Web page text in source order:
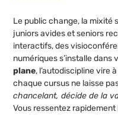
Le public change, la mixité
juniors avides et seniors
interactifs, des
numériques s’installe dans
plane, l’autodiscipline vire
chaque cursus ne laisse
chancelant, décide de la
Vous ressentez